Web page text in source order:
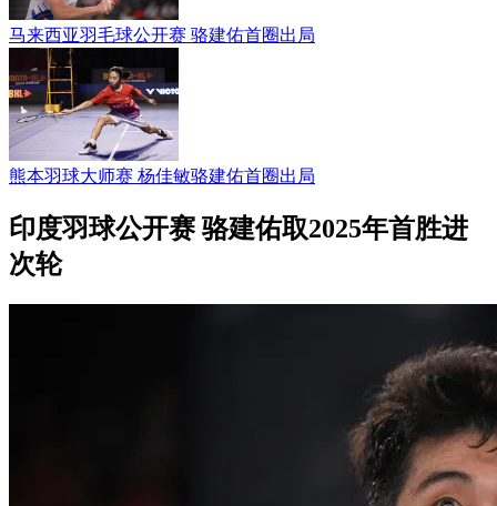
马来西亚羽毛球公开赛 骆建佑首圈出局
熊本羽球大师赛 杨佳敏骆建佑首圈出局
印度羽球公开赛 骆建佑取2025年首胜进
次轮